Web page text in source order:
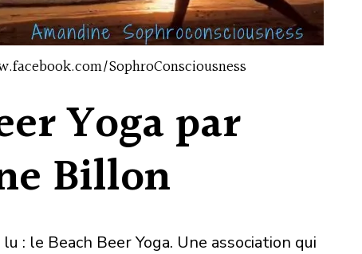
SophroConsciousness
Yoga par
Billon
: le Beach Beer Yoga. Une association qui